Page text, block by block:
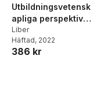
Utbildningsvetensk
apliga perspektiv
på samverkan
Liber
Häftad, 2022
386 kr